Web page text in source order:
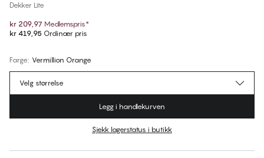
Dekker Lite
kr 209,97 Medlemspris*
kr 419,95 Ordinær pris
Farge: Vermillion Orange
Ingen forslag til størrelse på dette produktet
Velg størrelse
Legg i handlekurven
Sjekk lagerstatus i butikk